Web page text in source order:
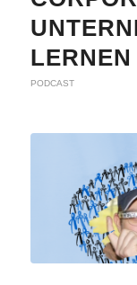
LERNEN
PODCAST